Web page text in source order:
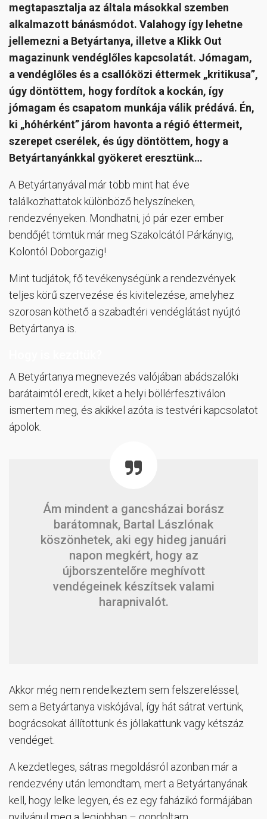
megtapasztalja az általa másokkal szemben
alkalmazott bánásmódot. Valahogy így lehetne
jellemezni a Betyártanya, illetve a Klikk Out
magazinunk vendéglőles kapcsolatát. Jómagam,
a vendéglőles és a csallóközi éttermek „kritikusa”,
úgy döntöttem, hogy fordítok a kockán, így
jómagam és csapatom munkája válik prédává. Én,
ki „hóhérként” járom havonta a régió éttermeit,
szerepet cserélek, és úgy döntöttem, hogy a
Betyártanyánkkal gyökeret eresztünk…
A Betyártanyával már több mint hat éve
találkozhattatok különböző helyszíneken,
rendezvényeken. Mondhatni, jó pár ezer ember
bendőjét tömtük már meg Szakolcától Párkányig,
Kolontól Doborgazig!
Mint tudjátok, fő tevékenységünk a rendezvények
teljes körű szervezése és kivitelezése, amelyhez
szorosan köthető a szabadtéri vendéglátást nyújtó
Betyártanya is.
A Betyártanya megnevezés valójában abádszalóki
barátaimtól eredt, kiket a helyi böllérfesztiválon
ismertem meg, és akikkel azóta is testvéri kapcsolatot
ápolok.
Ám mindent a gancsházai borász
barátomnak, Bartal Lászlónak
köszönhetek, aki egy hideg januári
napon megkért, hogy az
újborszentelőre meghívott
vendégeinek készítsek valami
harapnivalót.
Akkor még nem rendelkeztem sem felszereléssel,
sem a Betyártanya viskójával, így hát sátrat vertünk,
bográcsokat állítottunk és jóllakattunk vagy kétszáz
vendéget.
A kezdetleges, sátras megoldásról azonban már a
rendezvény után lemondtam, mert a Betyártanyának
kell, hogy lelke legyen, és ez egy faházikó formájában